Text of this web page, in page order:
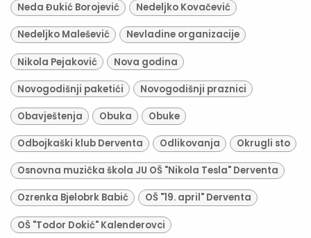
Neda Đukić Borojević Nedeljko Kovačević
Nedeljko Malešević Nevladine organizacije
Nikola Pejaković Nova godina
Novogodišnji paketići Novogodišnji praznici
Obavještenja Obuka Obuke
Odbojkaški klub Derventa Odlikovanja Okrugli sto
Osnovna muzička škola JU OŠ "Nikola Tesla" Derventa
Ozrenka Bjelobrk Babić OŠ "19. april" Derventa
OŠ "Todor Dokić" Kalenderovci